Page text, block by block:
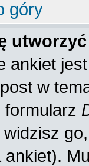
góry
ankiet
w
widzisz